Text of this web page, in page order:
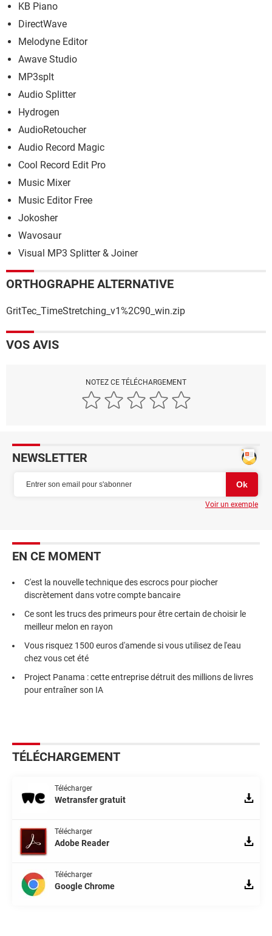
KB Piano
DirectWave
Melodyne Editor
Awave Studio
MP3splt
Audio Splitter
Hydrogen
AudioRetoucher
Audio Record Magic
Cool Record Edit Pro
Music Mixer
Music Editor Free
Jokosher
Wavosaur
Visual MP3 Splitter & Joiner
ORTHOGRAPHE ALTERNATIVE
GritTec_TimeStretching_v1%2C90_win.zip
VOS AVIS
NOTEZ CE TÉLÉCHARGEMENT
NEWSLETTER
Voir un exemple
EN CE MOMENT
C'est la nouvelle technique des escrocs pour piocher
discrètement dans votre compte bancaire
Ce sont les trucs des primeurs pour être certain de choisir le
meilleur melon en rayon
Vous risquez 1500 euros d'amende si vous utilisez de l'eau
chez vous cet été
Project Panama : cette entreprise détruit des millions de livres
pour entraîner son IA
TÉLÉCHARGEMENT
Télécharger
Wetransfer gratuit
Télécharger
Adobe Reader
Télécharger
Google Chrome